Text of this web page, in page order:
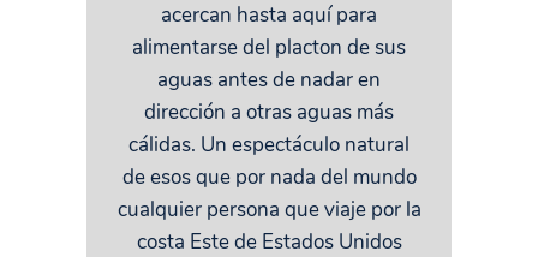
acercan hasta aquí para
alimentarse del placton de sus
aguas antes de nadar en
dirección a otras aguas más
cálidas. Un espectáculo natural
de esos que por nada del mundo
cualquier persona que viaje por la
costa Este de Estados Unidos